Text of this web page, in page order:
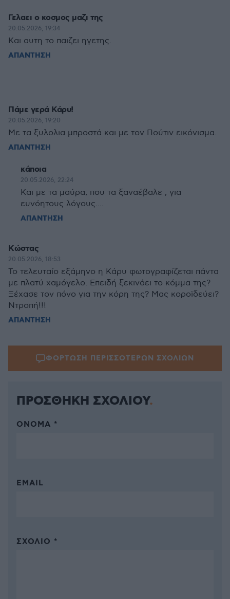
Γελαει ο κοσμος μαζι της
20.05.2026, 19:34
Και αυτη το παιζει ηγετης.
ΑΠΑΝΤΗΣΗ
Πάμε γερά Κάρυ!
20.05.2026, 19:20
Με τα ξυλολια μπροστά και με τον Πούτιν εικόνισμα.
ΑΠΑΝΤΗΣΗ
κάποια
20.05.2026, 22:24
Και με τα μαύρα, που τα ξαναέβαλε , για
ευνόητους λόγους....
ΑΠΑΝΤΗΣΗ
Κώστας
20.05.2026, 18:53
Το τελευταίο εξάμηνο η Κάρυ φωτογραφίζεται πάντα
με πλατύ χαμόγελο. Επειδή ξεκινάει το κόμμα της?
Ξέχασε τον πόνο για την κόρη της? Μας κοροϊδεύει?
Ντροπή!!!
ΑΠΑΝΤΗΣΗ
ΦΟΡΤΩΣΗ ΠΕΡΙΣΣΟΤΕΡΩΝ ΣΧΟΛΙΩΝ
ΠΡΟΣΘΗΚΗ ΣΧΟΛΙΟΥ
ΌΝΟΜΑ *
EMAIL
ΣΧΌΛΙΟ *